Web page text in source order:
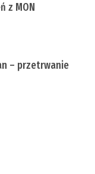
z MON
– przetrwanie